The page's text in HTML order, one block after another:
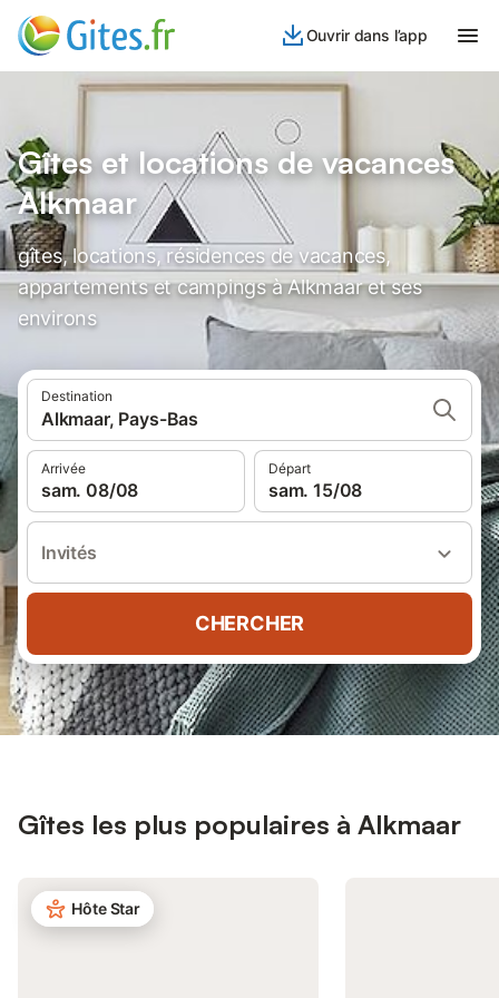
Ouvrir dans l’app
Gîtes et locations de vacances
Alkmaar
gîtes, locations, résidences de vacances,
appartements et campings à Alkmaar et ses
environs
Destination
Alkmaar, Pays-Bas
Arrivée
sam. 08/08
Départ
sam. 15/08
Invités
CHERCHER
Gîtes les plus populaires à Alkmaar
Hôte Star